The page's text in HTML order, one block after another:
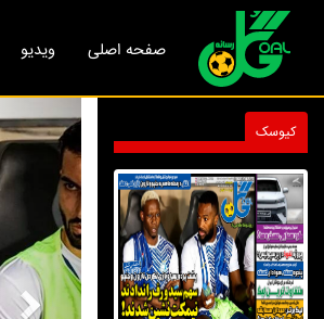
صفحه اصلی ویدیو
کیوسک